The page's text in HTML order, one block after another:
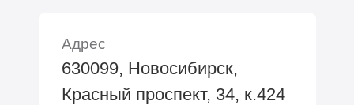
Адрес
630099, Новосибирск,
Красный проспект, 34, к.424